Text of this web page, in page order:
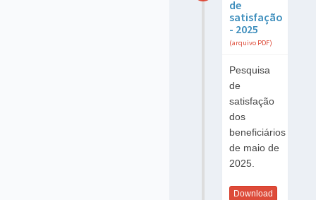
de
satisfação
- 2025
(arquivo PDF)
Pesquisa
de
satisfação
dos
beneficiários
de maio de
2025.
Download